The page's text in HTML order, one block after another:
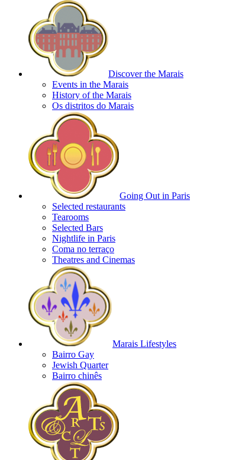
Discover the Marais
Events in the Marais
History of the Marais
Os distritos do Marais
Going Out in Paris
Selected restaurants
Tearooms
Selected Bars
Nightlife in Paris
Coma no terraço
Theatres and Cinemas
Marais Lifestyles
Bairro Gay
Jewish Quarter
Bairro chinês